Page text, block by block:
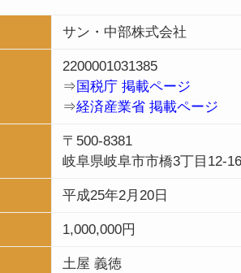
サン・中部株式会社
2200001031385
⇒ 国税庁 掲載ページ
⇒経済産業省 掲載ページ
〒500-8381
岐阜県岐阜市市橋3丁目12-16
平成25年2月20日
1,000,000円
土屋 義徳